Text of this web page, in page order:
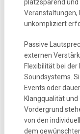
platzsparend
Veranstaltungen,
unkompliziert
Passive
externen
Flexibilität bei
Soundsystems.
Events oder
Klangqualität
Vordergrund
von den
dem